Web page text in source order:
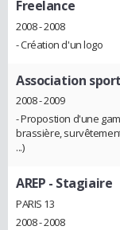
Freelance
2008 - 2008
- Création d'un logo
Association
2008 - 2009
- Propostion d'une
brassière,
...)
AREP - Stagiaire
PARIS 13
2008 - 2008